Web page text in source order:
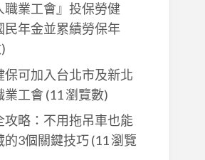
職業工會』投保勞健
民年金並累績勞保年
保可加入台北市及新北
業工會 (11 瀏覽數)
攻略：不用拖吊車也能
的3個關鍵技巧(11 瀏覽